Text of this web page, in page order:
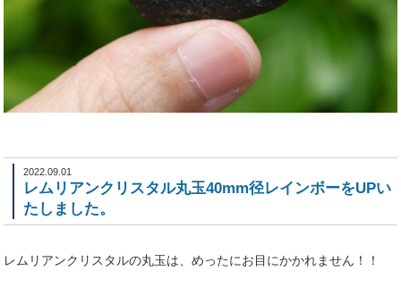
2022.09.01
レムリアンクリスタル丸玉40mm径レインボーをUPい
たしました。
レムリアンクリスタルの丸玉は、めったにお目にかかれません！！